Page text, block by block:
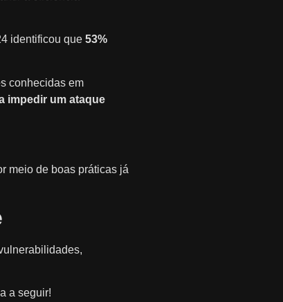
identificou que 53%
conhecidas em
impedir um ataque
meio de boas práticas já
a seguir!